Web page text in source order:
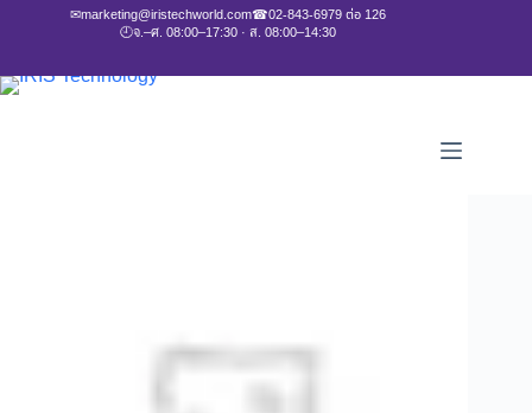
✉marketing@iristechworld.com☎02-843-6979 ต่อ 126
🕘จ.–ศ. 08:00–17:30 · ส. 08:00–14:30